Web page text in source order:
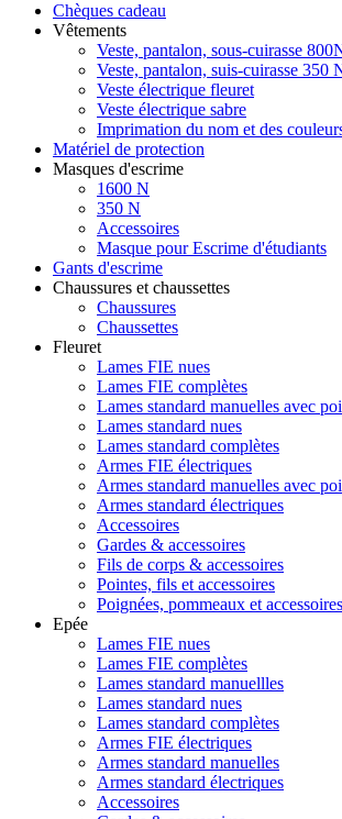
Chèques cadeau
Vêtements
Veste, pantalon, sous-cuirasse
Veste, pantalon, suis-cuirasse 350
Veste électrique fleuret
Veste électrique sabre
Imprimation du nom et des
Matériel de protection
Masques d'escrime
1600 N
350 N
Accessoires
Masque pour Escrime d'étudiants
Gants d'escrime
Chaussures et chaussettes
Chaussures
Chaussettes
Fleuret
Lames FIE nues
Lames FIE complètes
Lames standard manuelles avec
Lames standard nues
Lames standard complètes
Armes FIE électriques
Armes standard manuelles avec
Armes standard électriques
Accessoires
Gardes & accessoires
Fils de corps & accessoires
Pointes, fils et accessoires
Poignées, pommeaux et accessoires
Epée
Lames FIE nues
Lames FIE complètes
Lames standard manuellles
Lames standard nues
Lames standard complètes
Armes FIE électriques
Armes standard manuelles
Armes standard électriques
Accessoires